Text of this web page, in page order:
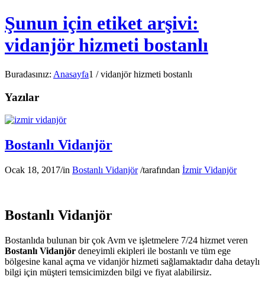
Şunun için etiket arşivi:
vidanjör hizmeti bostanlı
Buradasınız: Anasayfa1 / vidanjör hizmeti bostanlı
Yazılar
Bostanlı Vidanjör
Ocak 18, 2017/in Bostanlı Vidanjör /tarafından İzmir Vidanjör
Bostanlı Vidanjör
Bostanlıda bulunan bir çok Avm ve işletmelere 7/24 hizmet veren
Bostanlı Vidanjör deneyimli ekipleri ile bostanlı ve tüm ege
bölgesine kanal açma ve vidanjör hizmeti sağlamaktadır daha detaylı
bilgi için müşteri temsicimizden bilgi ve fiyat alabilirsiz.